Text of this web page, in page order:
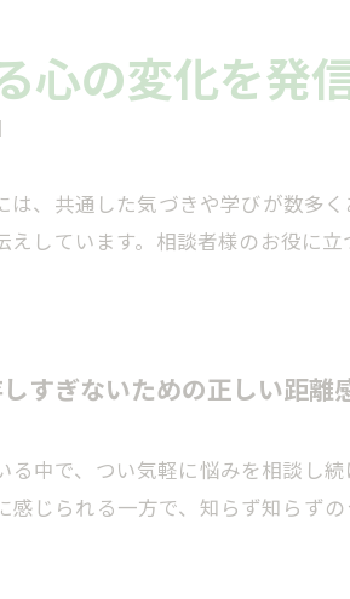
心の変化を発
、共通した気づきや学びが数多
しています。相談者様のお役に立
すぎないための正しい距離
る中で、つい気軽に悩みを相談し
感じられる一方で、知らず知らず